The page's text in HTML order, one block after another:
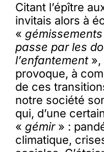
Citant l’épître
invitais alors à
«
passe par les
l’enfantement»,
provoque, à
de ces
notre société
qui, d’une
« gémir » :
climatique,